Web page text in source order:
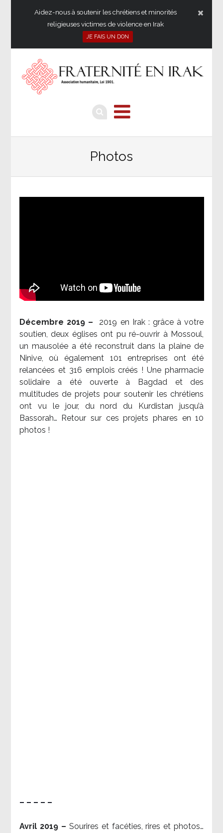
Aidez-nous à soutenir les chrétiens et minorités
religieuses victimes de violence en Irak
JE FAIS UN DON
Photos
Décembre 2019 – 2019 en Irak : grâce à votre
soutien, deux églises ont pu ré-ouvrir à Mossoul,
un mausolée a été reconstruit dans la plaine de
Ninive, où également 101 entreprises ont été
relancées et 316 emplois créés ! Une pharmacie
solidaire a été ouverte à Bagdad et des
multitudes de projets pour soutenir les chrétiens
ont vu le jour, du nord du Kurdistan jusqu’à
Bassorah… Retour sur ces projets phares en 10
photos !
– – – – –
Avril 2019 – Sourires et facéties, rires et photos…